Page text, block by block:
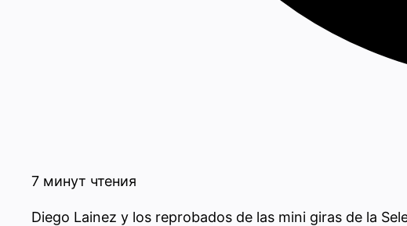
7 минут чтения
Diego Lainez y los reprobados de las mini giras de la